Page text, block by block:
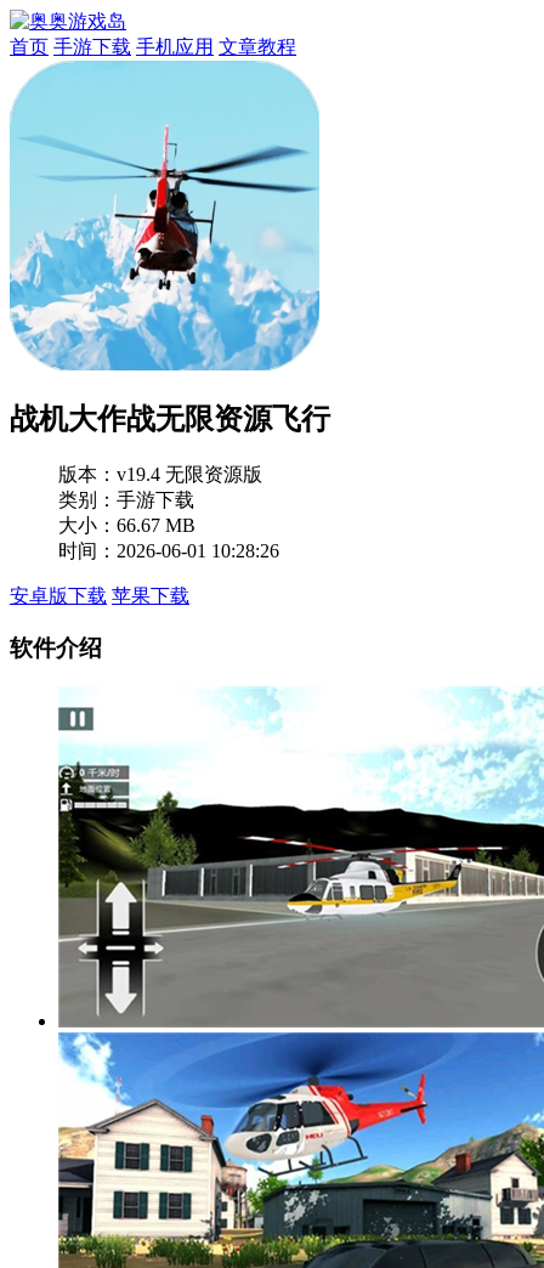
首页 手游下载 手机应用 文章教程
战机大作战无限资源飞行
版本： v19.4 无限资源版
类别：手游下载
大小：66.67 MB
时间：2026-06-01 10:28:26
安卓版下载 苹果下载
软件介绍